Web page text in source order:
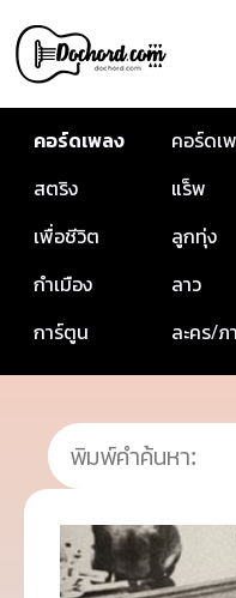
คอร์ดเพลง คอร์ดเ
สตริง
แร็พ
เพื่อชีวิต
ลูกทุ่ง
กำเมือง
ลาว
การ์ตูน
ละคร/